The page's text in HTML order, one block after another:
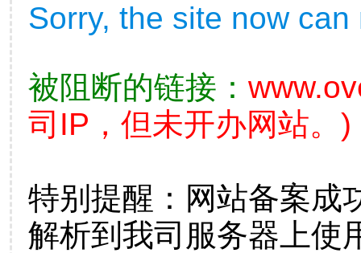
Sorry, the site now
被阻断的链接：
司IP，但未开办网站。)
特别提醒：网站备案成
解析到我司服务器上使